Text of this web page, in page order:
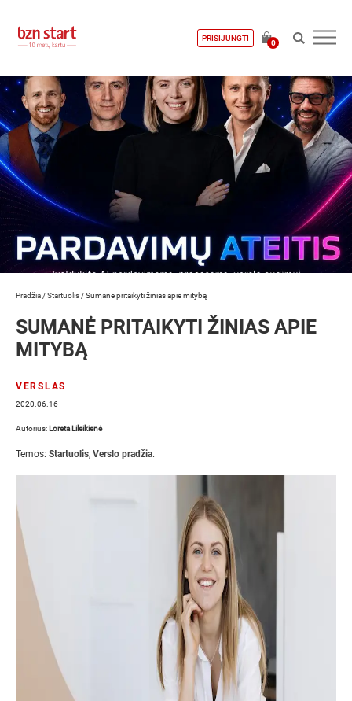
PRISIJUNGTI
0
Pradžia /Startuolis /Sumanė pritaikyti žinias apie mitybą
SUMANĖ PRITAIKYTI ŽINIAS APIE
MITYBĄ
VERSLAS
2020.06.16
Autorius: Loreta Lileikienė
Temos: Startuolis, Verslo pradžia.